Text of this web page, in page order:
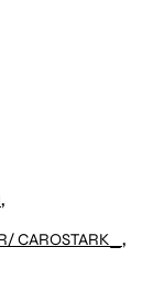
,
CAROSTARK_ ,